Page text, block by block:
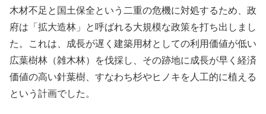
木材不足と国土保全という二重の危機に対処するため、政
府は「拡大造林」と呼ばれる大規模な政策を打ち出しまし
た。これは、成長が遅く建築用材としての利用価値が低い
広葉樹林（雑木林）を伐採し、その跡地に成長が早く経済
価値の高い針葉樹、すなわち杉やヒノキを人工的に植える
という計画でした。